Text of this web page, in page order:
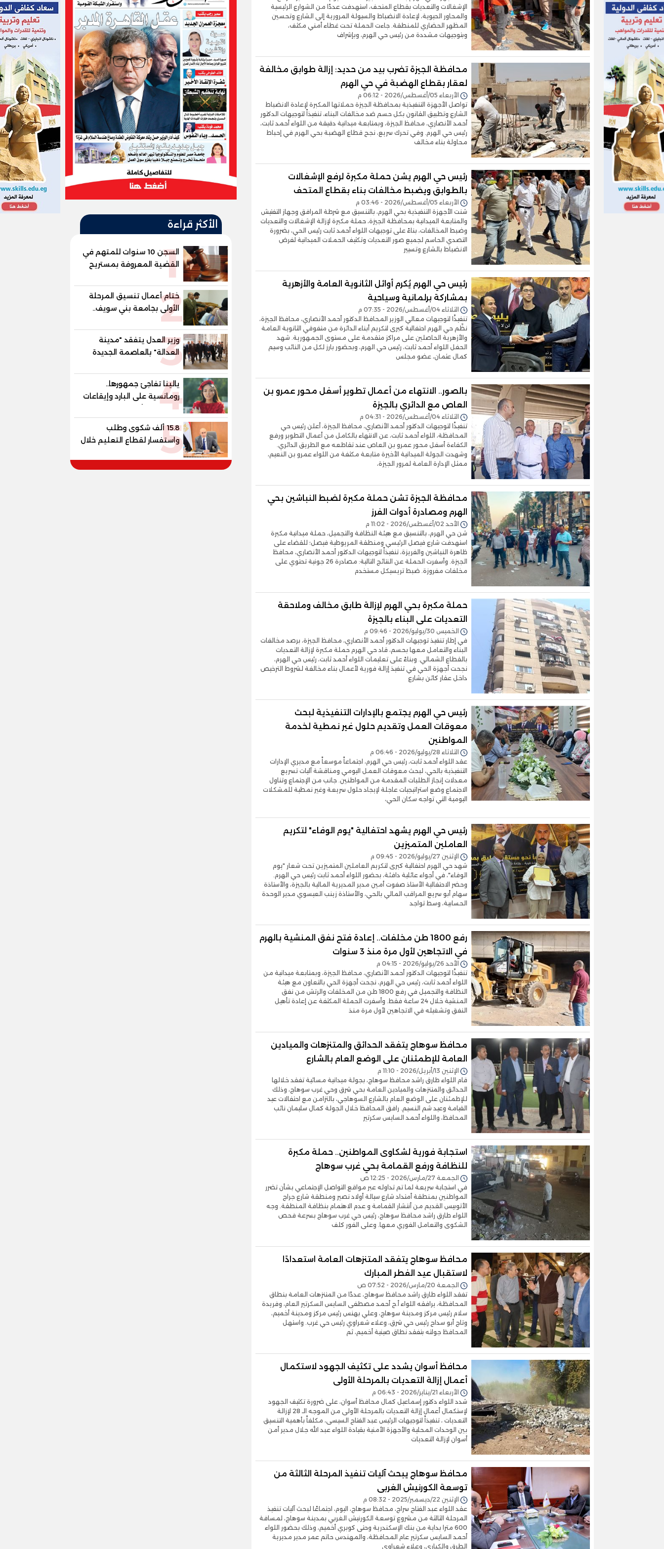
الإشغالات والتعديات بقطاع المتحف، استهدفت عددًا من الشوارع الرئيسية
والمحاور الحيوية، لإعادة الانضباط والسيولة المرورية إلى الشارع وتحسين
المظهر الحضاري للمنطقة. جاءت الحملة تحت غطاء أمني مكثف،
وبتوجيهات مشددة من رئيس حي الهرم، وبإشراف
محافظة الجيزة تضرب بيد من حديد: إزالة طوابق مخالفة
لعقار بقطاع الهضبة في حي الهرم
الأربعاء 05/أغسطس/2026 - 06:12 م
تواصل الأجهزة التنفيذية بمحافظة الجيزة حملاتها المكبرة لإعادة الانضباط
الشارع وتطبيق القانون بكل حسم ضد مخالفات البناء، تنفيذاً لتوجيهات الدكتور
أحمد الأنصاري، محافظ الجيزة، وبمتابعة ميدانية دقيقة من اللواء أحمد ثابت،
رئيس حي الهرم. وفي تحرك سريع، نجح قطاع الهضبة بحي الهرم في إحباط
محاولة بناء مخالف
رئيس حي الهرم يشن حملة مكبرة لرفع الإشغالات
بالطوابق ويضبط مخالفات بناء بقطاع المتحف
الأربعاء 05/أغسطس/2026 - 03:46 م
شنت الأجهزة التنفيذية بحي الهرم، بالتنسيق مع شرطة المرافق وجهاز التفتيش
والمتابعة الميدانية بمحافظة الجيزة، حملة مكبرة لإزالة الإشغالات والتعديات
وضبط المخالفات، بناءً على توجيهات اللواء أحمد ثابت رئيس الحي، بضرورة
التصدي الحاسم لجميع صور التعديات وتكثيف الحملات الميدانية لفرض
الانضباط بالشارع وتسيير
رئيس حي الهرم يُكرم أوائل الثانوية العامة والأزهرية
بمشاركة برلمانية وسياحية
الثلاثاء 04/أغسطس/2026 - 07:35 م
تنفيذًا لتوجيهات معالي الوزير المحافظ الدكتور أحمد الأنصاري، محافظ الجيزة،
نظّم حي الهرم احتفالية كبرى لتكريم أبناء الدائرة من متفوقي الثانوية العامة
والأزهرية الحاصلين على مراكز متقدمة على مستوى الجمهورية. شهد
الحفل اللواء أحمد ثابت، رئيس حي الهرم، وبحضور بارز لكل من النائب وسيم
كمال عثمان، عضو مجلس
بالصور.. الانتهاء من أعمال تطوير أسفل محور عمرو بن
العاص مع الدائري بالجيزة
الثلاثاء 04/أغسطس/2026 - 04:31 م
تنفيذًا لتوجيهات الدكتور أحمد الأنصاري، محافظ الجيزة، أعلن رئيس حي
المحافظة، اللواء أحمد ثابت، عن الانتهاء بالكامل من أعمال التطوير ورفع
الكفاءة أسفل محور عمرو بن العاص عند تقاطعه مع الطريق الدائري.
وشهدت الجولة الميدانية الأخيرة متابعة مكثفة من اللواء عمرو بن النعيم،
ممثل الإدارة العامة لمرور الجيزة،
محافظة الجيزة تشن حملة مكبرة لضبط النباشين بحي
الهرم ومصادرة أدوات الفرز
الأحد 02/أغسطس/2026 - 11:02 م
شن حي الهرم، بالتنسيق مع هيئة النظافة والتجميل، حملة ميدانية مكبرة
استهدفت شارع فيصل الرئيسي ومنطقة المريوطية فيصل؛ للقضاء على
ظاهرة النباشين والفريزة، تنفيذاً لتوجيهات الدكتور أحمد الأنصاري، محافظ
الجيزة. وأسفرت الحملة عن النتائج التالية: مصادرة 26 جونية تحتوي على
مخلفات مفروزة. ضبط تريسيكل مستخدم
حملة مكبرة بحي الهرم لإزالة طابق مخالف وملاحقة
التعديات على البناء بالجيزة
الخميس 30/يوليو/2026 - 09:46 م
في إطار تنفيذ توجيهات الدكتور أحمد الأنصاري، محافظ الجيزة، برصد مخالفات
البناء والتعامل معها بحسم، قاد حي الهرم حملة مكبرة لإزالة التعديات
بالقطاع الشمالي. وبناءً على تعليمات اللواء أحمد ثابت، رئيس حي الهرم،
نجحت أجهزة الحي في تنفيذ إزالة فورية لأعمال بناء مخالفة لشروط الترخيص
داخل عقار كائن بشارع
رئيس حي الهرم يجتمع بالإدارات التنفيذية لبحث
معوقات العمل وتقديم حلول غير نمطية لخدمة
المواطنين
الثلاثاء 28/يوليو/2026 - 06:46 م
عقد اللواء أحمد ثابت، رئيس حي الهرم، اجتماعاً موسعاً مع مديري الإدارات
التنفيذية بالحي، لبحث معوقات العمل اليومي ومناقشة آليات تسريع
معدلات إنجاز الطلبات المقدمة من المواطنين. جانب من الإجتماع وتناول
الاجتماع وضع استراتيجيات عاجلة لإيجاد حلول سريعة وغير نمطية للمشكلات
اليومية التي تواجه سكان الحي،
رئيس حي الهرم يشهد احتفالية "يوم الوفاء" لتكريم
العاملين المتميزين
الإثنين 27/يوليو/2026 - 09:45 م
شهد حي الهرم احتفالية كبرى لتكريم العاملين المتميزين تحت شعار "يوم
الوفاء"، في أجواء عائلية دافئة، بحضور اللواء أحمد ثابت رئيس حي الهرم.
وحضر الاحتفالية الأستاذ صفوت أمين مدير المديرية المالية بالجيزة، والأستاذة
سهام أبو سريع المراقب المالي بالحي، والأستاذة زينب العيسوي مدير الوحدة
الحسابية، وسط تواجد
رفع 1800 طن مخلفات.. إعادة فتح نفق المنشية بالهرم
في الاتجاهين لأول مرة منذ 3 سنوات
الأحد 26/يوليو/2026 - 04:15 م
تنفيذًا لتوجيهات الدكتور أحمد الأنصاري، محافظ الجيزة، وبمتابعة ميدانية من
اللواء أحمد ثابت، رئيس حي الهرم، نجحت أجهزة الحي بالتعاون مع هيئة
النظافة والتجميل في رفع 1800 طن من المخلفات والرتش من نفق
المنشية خلال 24 ساعة فقط. وأسفرت الحملة المكثفة عن إعادة تأهيل
النفق وتشغيله في الاتجاهين لأول مرة منذ
محافظ سوهاج يتفقد الحدائق والمتنزهات والميادين
العامة للإطمئنان على الوضع العام بالشارع
الإثنين 13/أبريل/2026 - 11:10 م
قام اللواء طارق راشد محافظ سوهاج، بجولة ميدانية مسائية تفقد خلالها
الحدائق والمتنزهات والميادين العامة بحي شرق وحي غرب سوهاج، وذلك
للإطمئنان على الوضع العام بالشارع السوهاجي، بالتزامن مع احتفالات عيد
القيامة وعيد شم النسيم. رافق المحافظ خلال الجولة كمال سليمان نائب
المحافظ، واللواء أحمد السايس سكرتير
استجابة فورية لشكاوى المواطنين.. حملة مكبرة
للنظافة ورفع القمامة بحي غرب سوهاج
الجمعة 27/مارس/2026 - 12:25 ص
في استجابة سريعة لما تم تداوله عبر مواقع التواصل الإجتماعي بشأن تضرر
المواطنين بمنطقة أمتداد شارع سيالة أولاد نصير ومنطقة شارع جراج
الأتوبيس القديم من أنتشار القمامة و عدم الاهتمام بنظافة المنطقة. وجه
اللواء طارق راشد محافظ سوهاج، رئيس حي غرب سوهاج بسرعة فحص
الشكوى والتعامل الفوري معها. وعلى الفور كلف
محافظ سوهاج يتفقد المتنزهات العامة استعدادًا
لاستقبال عيد الفطر المبارك
الجمعة 20/مارس/2026 - 07:52 ص
تفقد اللواء طارق راشد محافظ سوهاج، عددًا من المتنزهات العامة بنطاق
المحافظة، يرافقه اللواء أ.ح أحمد مصطفى السايس السكرتير العام، وفريدة
سلام رئيس مركز ومدينة سوهاج، وعلي بهنس رئيس مركز ومدينة أخميم،
وتاج أبو سداح رئيس حي شرق، وعلاء شعراوي رئيس حي غرب. واستهل
المحافظ جولته بتفقد نطاق صينية أخميم، ثم
محافظ أسوان يشدد على تكثيف الجهود لاستكمال
أعمال إزالة التعديات بالمرحلة الأولى
الأربعاء 21/يناير/2026 - 06:43 م
شدد اللواء دكتور إسماعيل كمال محافظ أسوان، على ضرورة تكثيف الجهود
لإستكمال أعمال إزالة التعديات بالمرحلة الأولى من الموجه الـ 28 لإزالة
التعديات ، تنفيذاً لتوجيهات الرئيس عبد الفتاح السيسى، مكلفاً بأهمية التنسيق
بين الوحدات المحلية والأجهزة الأمنية بقيادة اللواء عبد الله جلال مدير أمن
أسوان لإزالة التعديات
محافظ سوهاج يبحث آليات تنفيذ المرحلة الثالثة من
توسعة الكورنيش الغربى
الإثنين 22/ديسمبر/2025 - 08:32 م
عقد اللواء عبد الفتاح سراج، محافظ سوهاج، اليوم، اجتماعًا لبحث آليات تنفيذ
المرحلة الثالثة من مشروع توسعة الكورنيش الغربي بمدينة سوهاج، لمسافة
600 مترا بداية من بنك الإسكندرية وحتى كوبري أخميم، وذلك بحضور اللواء
أحمد السايس سكرتير عام المحافظة، والمهندس حاتم عمر مدير مديرية
الطرق والكباري، وعلاء شعراوي
الأكثر قراءة
1
السجن 10 سنوات للمتهم في
القضية المعروفة بمستريح
البيض
2
ختام أعمال تنسيق المرحلة
الأولى بجامعة بني سويف..
1148 طالبًا وطالبة سجلوا
3
وزير العدل يتفقد "مدينة
العدالة" بالعاصمة الجديدة
وبرفقته رئيسا هيئة قضايا
4
يالينا تفاجئ جمهورها..
رومانسية على البارد وإيقاعات
ساخنة في أحدث كليباتها
515.8 ألف شكوى وطلب
واستفسار لقطاع التعليم خلال
يوليو.. استجابة فعالة لشكاوى